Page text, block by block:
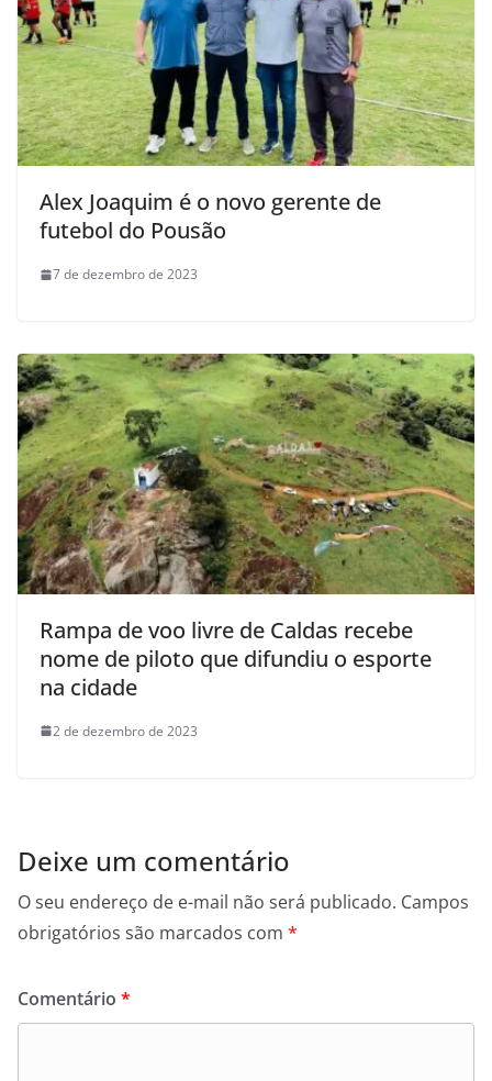
Alex Joaquim é o novo gerente de
futebol do Pousão
7 de dezembro de 2023
Rampa de voo livre de Caldas recebe
nome de piloto que difundiu o esporte
na cidade
2 de dezembro de 2023
Deixe um comentário
O seu endereço de e-mail não será publicado. Campos
obrigatórios são marcados com *
Comentário *